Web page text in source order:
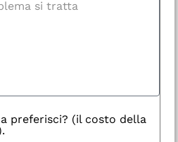
preferisci? (il costo della